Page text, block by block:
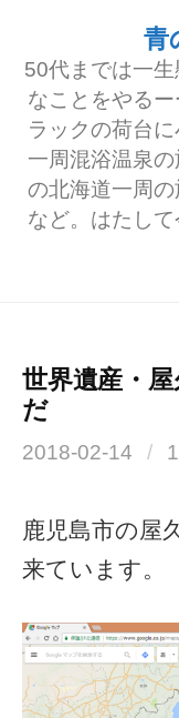
プ
青
50代までは一
なことをやる
ラックの荷台
一周混浴温泉
の北海道一周
など。はたし
世界遺産・
だ
2018-02-14 /
鹿児島市の屋
来ています。